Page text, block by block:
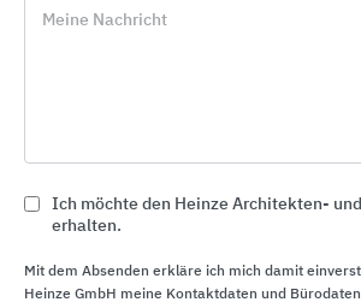
GODELMANN
Meine Nachricht
Ich möchte den Heinze Architekten-
erhalten.
Mit dem Absenden erkläre ich mich damit
Heinze GmbH meine Kontaktdaten und